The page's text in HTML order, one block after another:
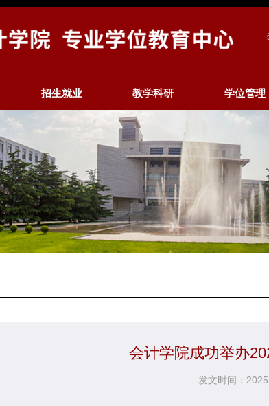
招生就业 教学科研 学位管理
会计学院成功举办
发文时间：